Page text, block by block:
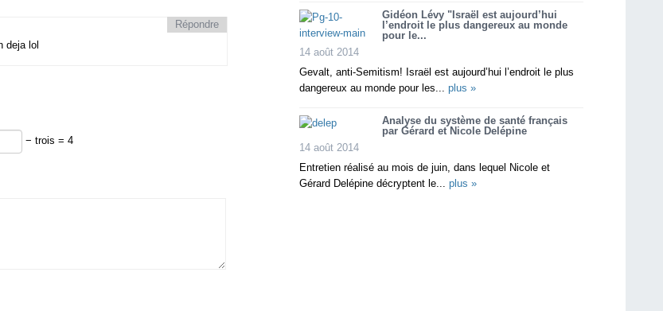
deja lol
Répondre
− trois = 4
Gidéon Lévy "Israël est aujourd’hui
l’endroit le plus dangereux au monde
pour le...
14 août 2014
Gevalt, anti-Semitism! Israël est aujourd’hui l’endroit le plus
dangereux au monde pour les... plus »
Analyse du système de santé français
par Gérard et Nicole Delépine
14 août 2014
Entretien réalisé au mois de juin, dans lequel Nicole et
Gérard Delépine décryptent le... plus »